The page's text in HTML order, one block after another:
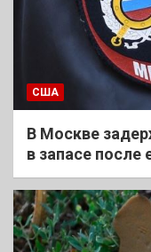
США
В Москве
в запасе после